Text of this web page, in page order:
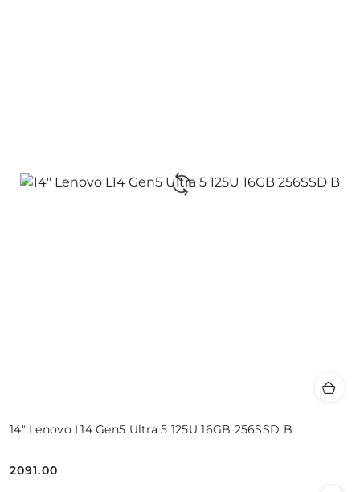
14" Lenovo L14 Gen5 Ultra 5 125U 16GB 256SSD B
Cena:
2091.00